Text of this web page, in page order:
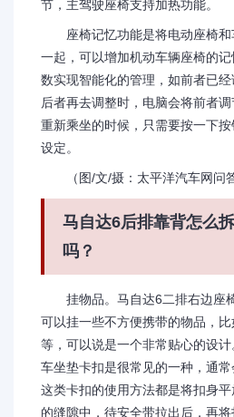
节，主驾驶座椅支持加热功能。
座椅记忆功能是将电动座椅和
一起，可以增加机动车辆座椅的
数实现智能化的管理，如前者已经
后者再去调整时，电脑会将前者
重新乘坐的时候，只需要按一下
设定。
（图/文/摄：太平洋汽车网问答
马自达6后排靠背怎么
吗？
挂物品。马自达6二排右边座椅
可以挂一些不方便携带的物品，
等，可以说是一个非常贴心的设
车坐垫卡扣是很常见的一种，通常
这类卡扣的使用方法都是将扣身
的缝隙中，待安全带拉出后，再